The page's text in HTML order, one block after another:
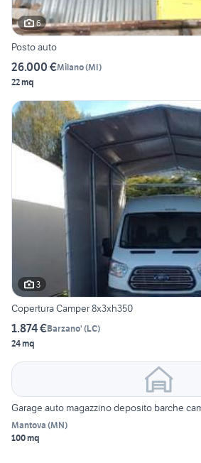
6
Posto auto
26.000 €Milano(MI)
22 mq
3
Copertura Camper 8x3xh350
1.874 €Barzano' (LC)
24 mq
Garage auto magazzino deposito barche
Mantova (MN)
100 mq